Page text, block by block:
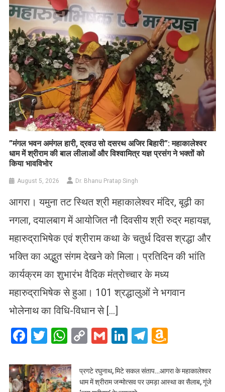
​”मंगल भवन अमंगल हारी, द्रवउ सो दसरथ अजिर बिहारी”: महाकालेश्वर
धाम में श्रीराम की बाल लीलाओं और विश्वामित्र यज्ञ प्रसंग ने भक्तों को
किया भावविभोर
August 5, 2026 Dr. Bhanu Pratap Singh
आगरा। यमुना तट स्थित श्री महाकालेश्वर मंदिर, बूढ़ी का
नगला, दयालबाग में आयोजित नौ दिवसीय श्री रुद्र महायज्ञ,
महारुद्राभिषेक एवं श्रीराम कथा के चतुर्थ दिवस श्रद्धा और
भक्ति का अद्भुत संगम देखने को मिला। प्रतिदिन की भांति
कार्यक्रम का शुभारंभ वैदिक मंत्रोच्चार के मध्य
महारुद्राभिषेक से हुआ। 101 श्रद्धालुओं ने भगवान
भोलेनाथ का विधि-विधान से […]
Facebook
Twitter
WhatsApp
CopyGmailLinkedIn
Telegram
List
प्रगटे रघुनाथ, मिटे सकल संताप…आगरा के महाकालेश्वर
धाम में श्रीराम जन्मोत्सव पर उमड़ा आस्था का सैलाब, गूंजे